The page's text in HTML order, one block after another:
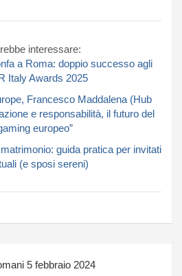
interessare:
a Roma: doppio successo agli
Italy Awards 2025
Francesco Maddalena (Hub
e responsabilità, il futuro del
europeo”
guida pratica per invitati
(e sposi sereni)
5 febbraio 2024